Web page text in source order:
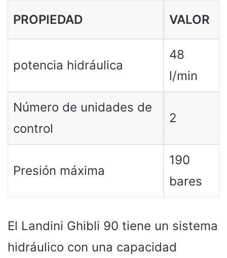
PROPIEDAD VALOR
potencia hidráulica
48
l/min
Número de unidades de
control
2
Presión máxima
190
bares
El Landini Ghibli 90 tiene un sistema
hidráulico con una capacidad